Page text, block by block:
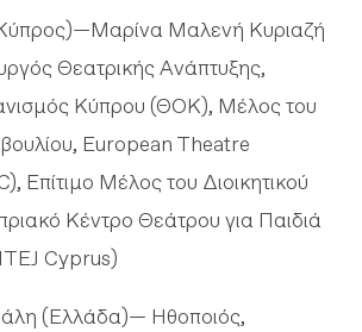
Μαλενή Κυριαζή
Θεατρικής Ανάπτυξης,
Κύπρου (ΘΟΚ), Μέλος του
European Theatre
Επίτιμο Μέλος του Διοικητικού
Κέντρο Θεάτρου για Παιδιά
Cyprus)
(Ελλάδα)— Ηθοποιός,